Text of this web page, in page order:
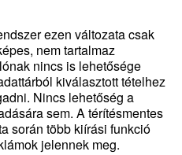
ezen változata csak
nem tartalmaz
nincs is lehetősége
kiválasztott tételhez
Nincs lehetőség a
sem. A térítésmentes
során több kiírási funkció
jelennek meg.